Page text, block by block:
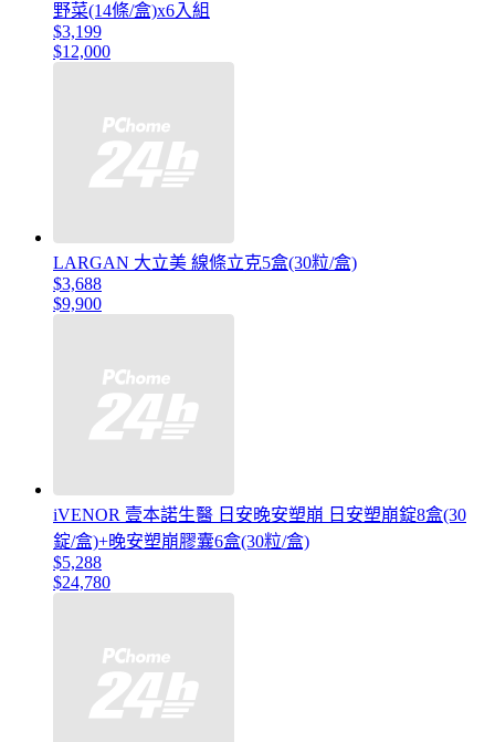
野菜(14條/盒)x6入組
$3,199
$12,000
LARGAN 大立美 線條立克5盒(30粒/盒)
$3,688
$9,900
iVENOR 壹本諾生醫 日安晚安塑崩 日安塑崩錠8盒(30
錠/盒)+晚安塑崩膠囊6盒(30粒/盒)
$5,288
$24,780